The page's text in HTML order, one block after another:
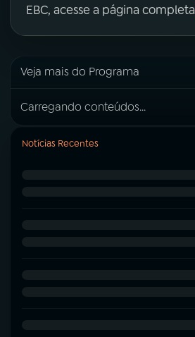
EBC, acesse a página completa
Veja mais do Programa
Carregando conteúdos...
Notícias Recentes